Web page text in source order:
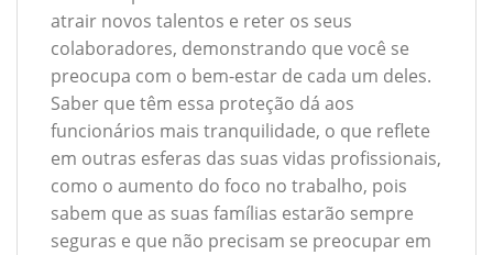
atrair novos talentos e reter os seus
colaboradores, demonstrando que você se
preocupa com o bem-estar de cada um deles.
Saber que têm essa proteção dá aos
funcionários mais tranquilidade, o que reflete
em outras esferas das suas vidas profissionais,
como o aumento do foco no trabalho, pois
sabem que as suas famílias estarão sempre
seguras e que não precisam se preocupar em